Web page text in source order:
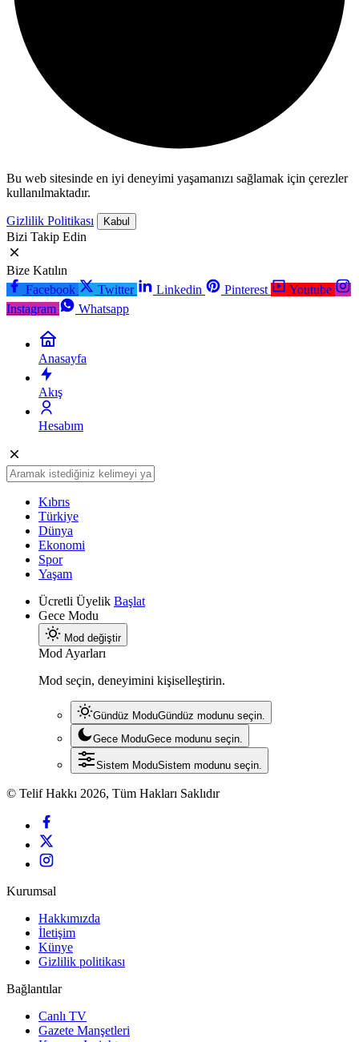
Bu web sitesinde en iyi deneyimi yaşamanızı sağlamak için çerezler
kullanılmaktadır.
Gizlilik Politikası Kabul
Bizi Takip Edin
Bize Katılın
Facebook
Twitter Linkedin Pinterest
Youtube
Instagram
Whatsapp
Anasayfa
Akış
Hesabım
Kıbrıs
Türkiye
Dünya
Ekonomi
Spor
Yaşam
Ücretli Üyelik Başlat
Gece Modu
Mod değiştir
Mod Ayarları
Mod seçin, deneyimini kişiselleştirin.
Gündüz ModuGündüz modunu seçin.
Gece ModuGece modunu seçin.
Sistem ModuSistem modunu seçin.
© Telif Hakkı 2026, Tüm Hakları Saklıdır
Kurumsal
Hakkımızda
İletişim
Künye
Gizlilik politikası
Bağlantılar
Canlı TV
Gazete Manşetleri